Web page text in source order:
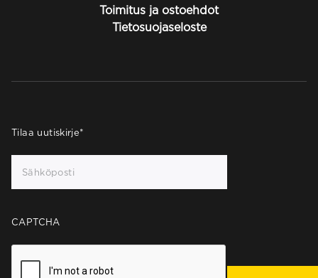
Toimitus ja ostoehdot
Tietosuojaseloste
Tilaa uutiskirje*
CAPTCHA